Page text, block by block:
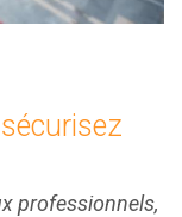
professionnels,